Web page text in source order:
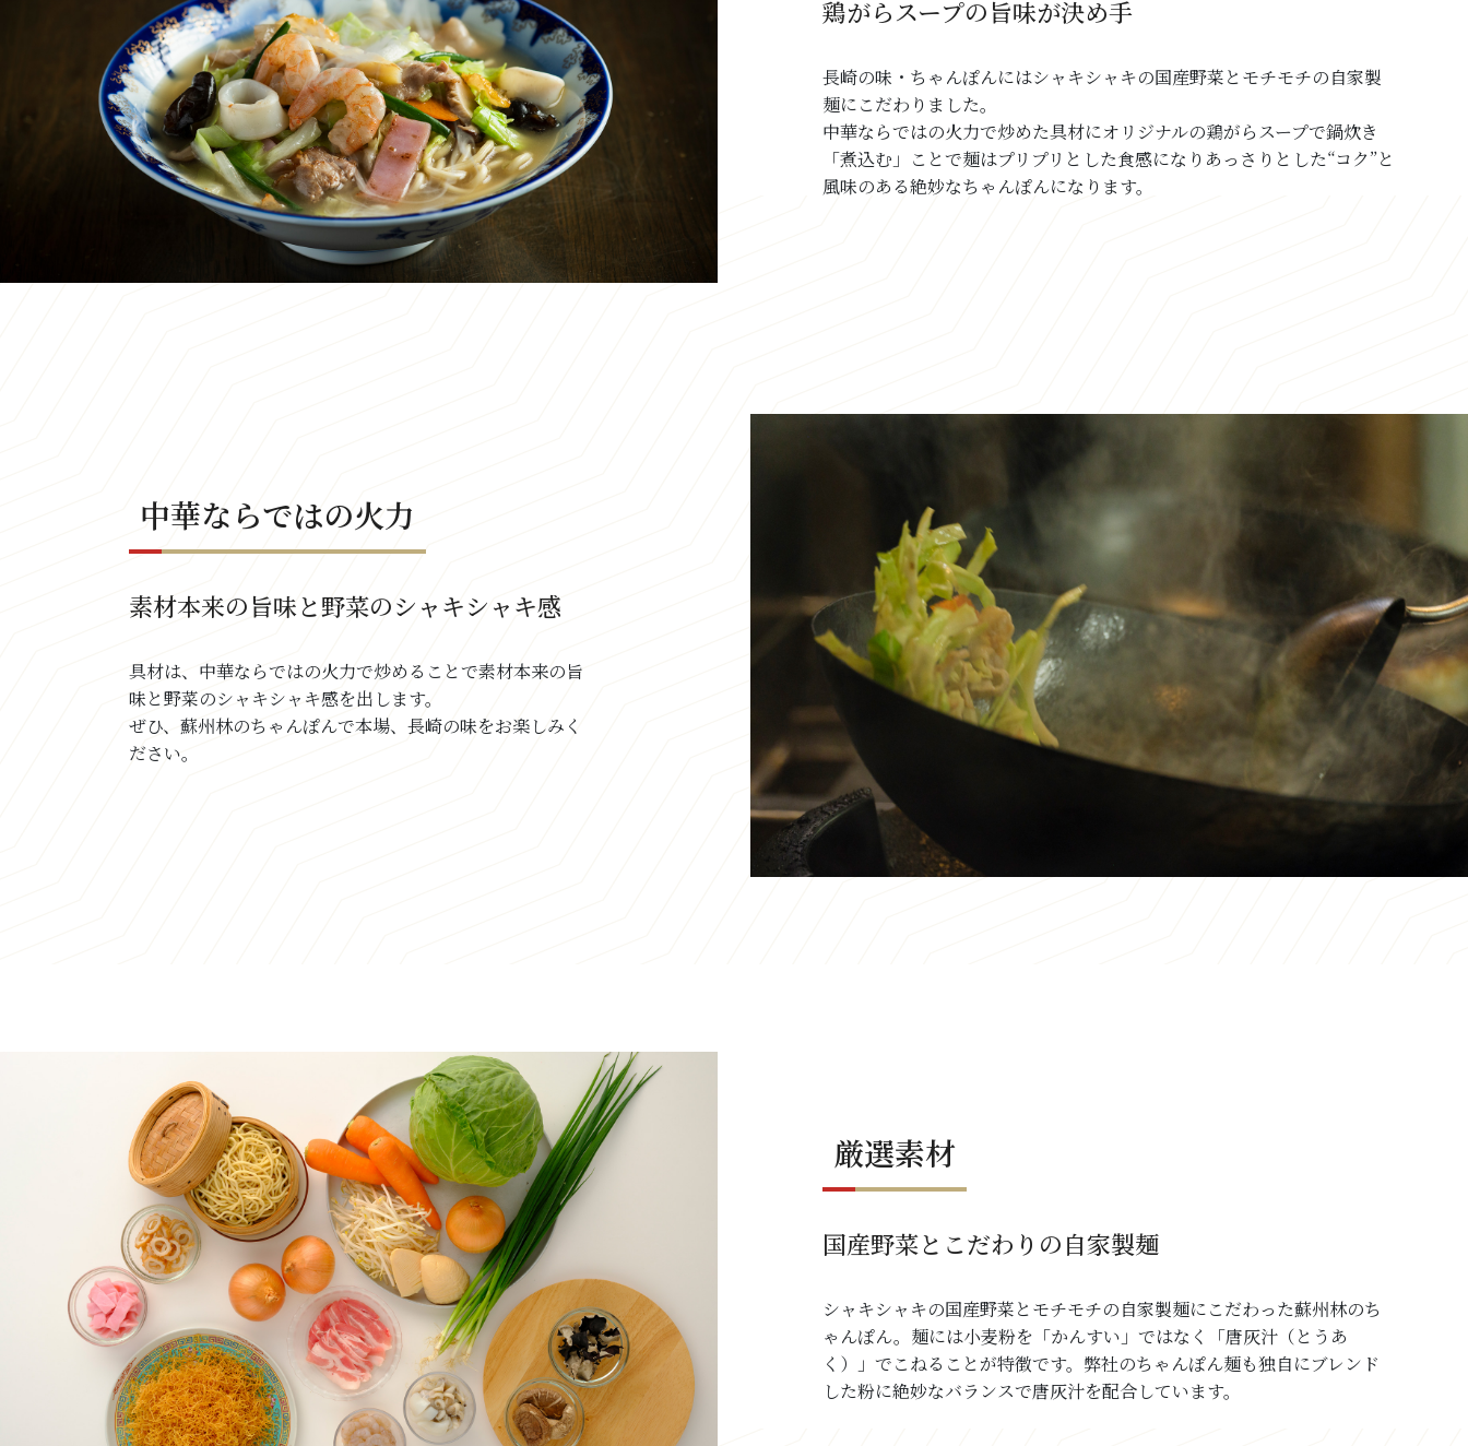
鶏がらスープの旨味が決め手
長崎の味・ちゃんぽんにはシャキシャキの国産野菜とモチモチの自家製
麺にこだわりました。
中華ならではの火力で炒めた具材にオリジナルの鶏がらスープで鍋炊き
「煮込む」ことで麺はプリプリとした食感になりあっさりとした“コク”と
風味のある絶妙なちゃんぽんになります。
中華ならではの火力
素材本来の旨味と野菜のシャキシャキ感
具材は、中華ならではの火力で炒めることで素材本来の旨
味と野菜のシャキシャキ感を出します。
ぜひ、蘇州林のちゃんぽんで本場、長崎の味をお楽しみく
ださい。
厳選素材
国産野菜とこだわりの自家製麺
シャキシャキの国産野菜とモチモチの自家製麺にこだわった蘇州林のち
ゃんぽん。麺には小麦粉を「かんすい」ではなく「唐灰汁（とうあ
く）」でこねることが特徴です。弊社のちゃんぽん麺も独自にブレンド
した粉に絶妙なバランスで唐灰汁を配合しています。